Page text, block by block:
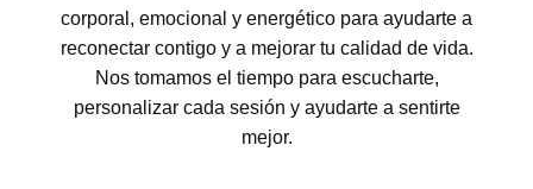
corporal, emocional y energético para ayudarte a
reconectar contigo y a mejorar tu calidad de vida.
Nos tomamos el tiempo para escucharte,
personalizar cada sesión y ayudarte a sentirte
mejor.